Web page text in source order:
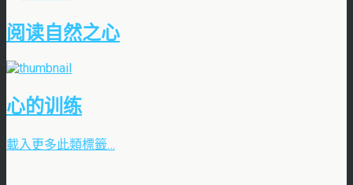
阅读自然之心
心的训练
載入更多此類標籤…